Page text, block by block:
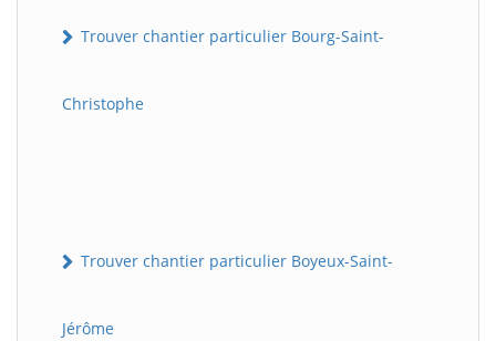
Trouver chantier particulier Bourg-Saint-
Christophe
Trouver chantier particulier Boyeux-Saint-
Jérôme